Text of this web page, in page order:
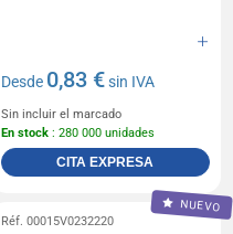
Desde 0,83 €sin IVA
Sin incluir el marcado
En stock : 280 000 unidades
CITA EXPRESA
NUEVO
Réf. 00015V0232220